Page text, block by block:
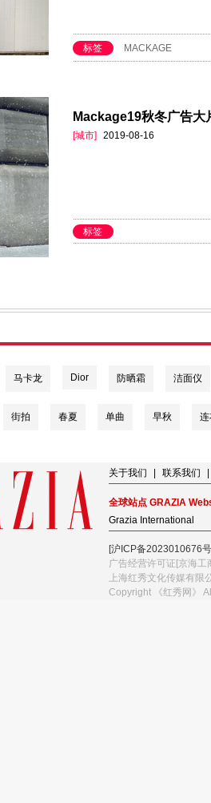
标签 MACKAGE
Mackage19秋冬广告大
[城市] 2019-08-16
标签
马卡龙 Dior 防晒霜 洁面仪
街拍 春夏 单曲 早秋
关于我们 联系我们
全球站点 GRAZIA
Grazia International
[沪ICP备2023010676
广告经营许可证[京海
上海红秀文化传媒有限
Copyright 《红秀网》